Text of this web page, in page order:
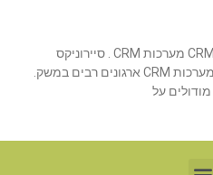
בית תוכנה למערכות CRM MyBusiness מערכות CRM . סיירוניקס
טכנולוגיות בע”מ מפתחת ומשווקת מערכות CRM ארגונים רבים במשק.
על